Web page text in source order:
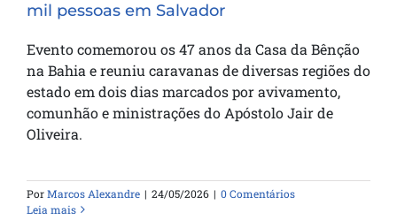
mil pessoas em Salvador
Evento comemorou os 47 anos da Casa da Bênção
na Bahia e reuniu caravanas de diversas regiões do
estado em dois dias marcados por avivamento,
comunhão e ministrações do Apóstolo Jair de
Oliveira.
PorMarcos Alexandre | 24/05/2026 | 0 Comentários
Leia mais